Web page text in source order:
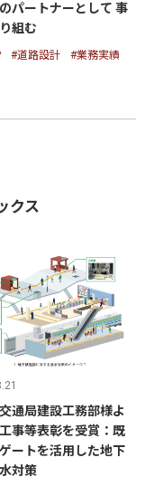
パートナーとして 事
組む
#道路設計 #業務実績
クス
通局建設工務部様よ
事等表彰を受賞：既
ートを活用した地下
対策